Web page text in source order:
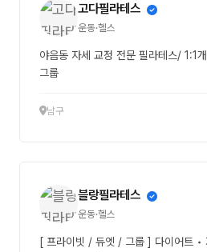
고다필라테스
운동·헬스
야음동 자세 교정 전문 필라테스/ 1:1
그룹
남구
블랑필라테스
운동·헬스
[ 프라이빗 / 듀엣 / 그룹 ] 다이어트 • 자세교정 • 산전산후 • 키